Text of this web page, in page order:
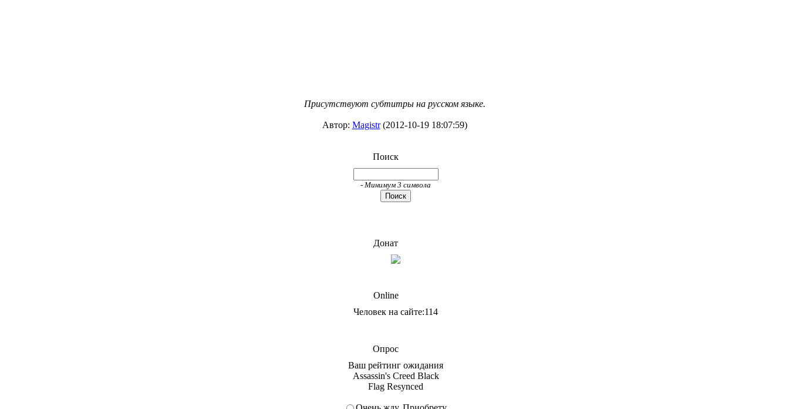
Присутствуют субтитры на русском языке.
Автор: Magistr(2012-10-19 18:07:59)
Поиск
- Минимум 3 символа
Донат
Online
Человек на сайте:114
Опрос
Ваш рейтинг ожидания
Assassin's Creed Black
Flag Resynced